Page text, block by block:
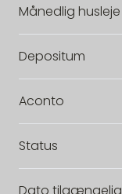
Månedlig husleje
Depositum
Aconto
Status
Dato tilgængelig